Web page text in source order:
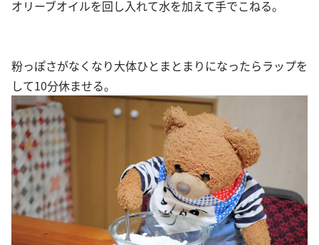
オリーブオイルを回し入れて水を加えて手でこねる。
粉っぽさがなくなり大体ひとまとまりになったらラップを
して10分休ませる。